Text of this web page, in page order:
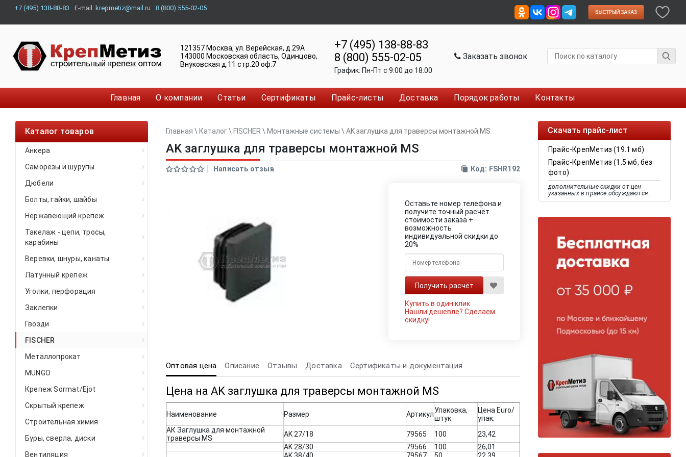
+7 (495) 138-88-83 E-mail: krepmetiz@mail.ru 8 (800) 555-02-05
121357 Москва, ул. Верейская, д.29А
143000 Московская область, Одинцово,
Внуковская д.11 стр.20 оф.7
+7 (495) 138-88-83
8 (800) 555-02-05
График: Пн-Пт c 9:00 до 18:00
Заказать звонок
Главная О компании Статьи Сертификаты Прайс-листы Доставка Порядок работы Контакты
Каталог товаров
Анкера
Саморезы и шурупы
Дюбели
Болты, гайки, шайбы
Нержавеющий крепеж
Такелаж - цепи, тросы,
карабины
Веревки, шнуры, канаты
Латунный крепеж
Уголки, перфорация
Заклепки
Гвозди
FISCHER
Металлопрокат
MUNGO
Крепеж Sormat/Ejot
Скрытый крепеж
Строительная химия
Буры, сверла, диски
Вентиляция
Скачать прайс-лист
Прайс-КрепМетиз (19.1 мб)
Прайс-КрепМетиз (1.5 мб, без
фото)
дополнительные скидки от цен
указанных в прайсе обсуждаются.
Главная \ Каталог\ FISCHER \ Монтажные системы \ AK заглушка для траверсы монтажной MS
AK заглушка для траверсы монтажной MS
Написать отзыв Код: FSHR192
Оставьте номер телефона и
получите точный расчёт
стоимости заказа +
возможность
индивидуальной скидки до
20%
Купить в один клик
Нашли дешевле?Сделаем
скидку!
Оптовая цена Описание Отзывы Доставка Сертификаты и документация
Цена на AK заглушка для траверсы монтажной MS
Наименование Размер АртикулУпаковка,
штук
Цена Euro/
упак.
АК Заглушка для монтажной
траверсы MS
AK 27/18 79565 100
23,42
AK 28/30
79566 100
26,01